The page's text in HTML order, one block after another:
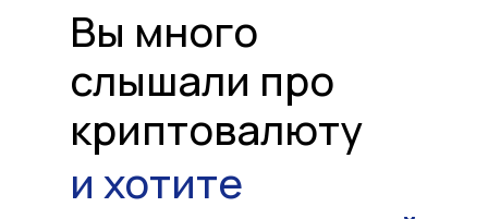
Вы много
слышали про
криптовалюту
и хотите